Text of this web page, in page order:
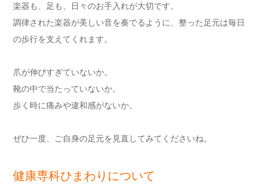
楽器も、足も、日々のお手入れが大切です。
調律された楽器が美しい音を奏でるように、整った足元は毎日
の歩行を支えてくれます。
爪が伸びすぎていないか。
靴の中で当たっていないか。
歩く時に痛みや違和感がないか。
ぜひ一度、ご自身の足元を見直してみてくださいね。
健康専科ひまわりについて